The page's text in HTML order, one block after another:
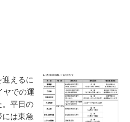
えるに
ヤでの運
。平日の
は東急